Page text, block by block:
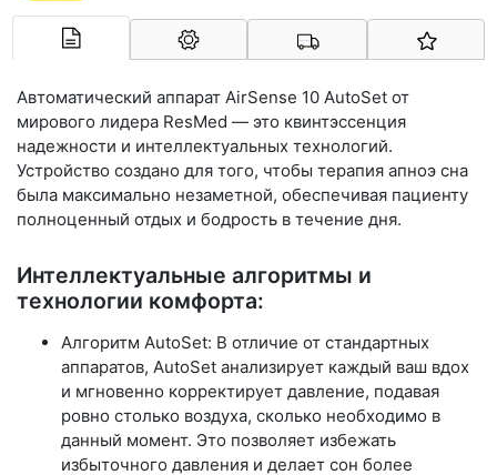
Арконт-Мед
Автоматический аппарат AirSense 10 AutoSet от
мирового лидера ResMed — это квинтэссенция
надежности и интеллектуальных технологий.
Устройство создано для того, чтобы терапия апноэ сна
была максимально незаметной, обеспечивая пациенту
полноценный отдых и бодрость в течение дня.
Интеллектуальные алгоритмы и
технологии комфорта:
Алгоритм AutoSet: В отличие от стандартных
аппаратов, AutoSet анализирует каждый ваш вдох
и мгновенно корректирует давление, подавая
ровно столько воздуха, сколько необходимо в
данный момент. Это позволяет избежать
избыточного давления и делает сон более